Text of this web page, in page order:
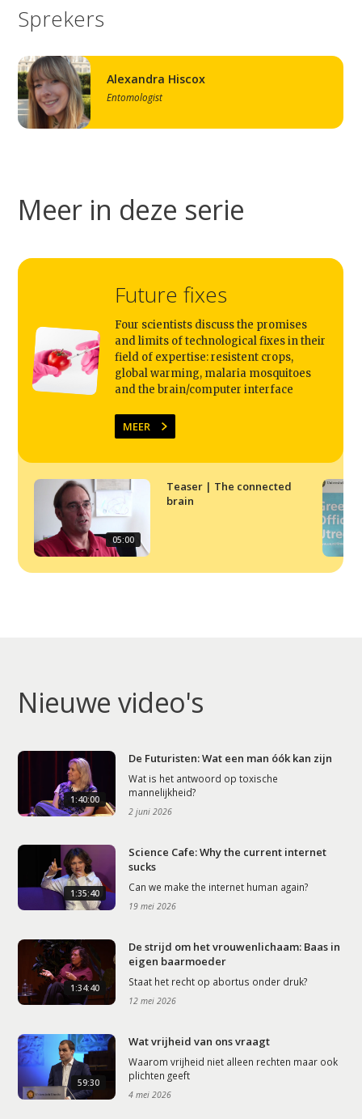
Studium Generale
Home
Agenda
Video
Podcast
Artikelen
Sprekers
Alexandra Hiscox
Entomologist
Meer in deze serie
Future fixes
Four scientists discuss the promises
and limits of technological fixes in their
field of expertise: resistent crops,
global warming, malaria mosquitoes
and the brain/computer interface
MEER
05:00
Teaser | The connected
brain
Nieuwe video's
1:40:00
De Futuristen: Wat een man óók kan zijn
Wat is het antwoord op toxische
mannelijkheid?
2 juni 2026
1:35:40
Science Cafe: Why the current internet
sucks
Can we make the internet human again?
19 mei 2026
1:34:40
De strijd om het vrouwenlichaam: Baas in
eigen baarmoeder
Staat het recht op abortus onder druk?
12 mei 2026
59:30
Wat vrijheid van ons vraagt
Waarom vrijheid niet alleen rechten maar ook
plichten geeft
4 mei 2026